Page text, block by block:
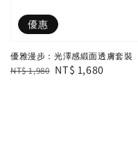
優惠
優雅漫步：光澤感緞面透膚套裝
Regular
NT$ 1,980 Sale
NT$ 1,680